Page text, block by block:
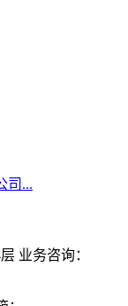
司...
业务咨询：